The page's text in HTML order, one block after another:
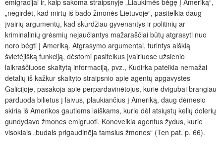
„negirdėt, kad mirtų iš bado žmonės Lietuvoje“, pasitelkia daug
įvairių argumentų, kad skurdžiau gyvenantys ir politinių ar
kriminalinių grėsmių nejaučiantys mažaraščiai būtų atgrasyti nuo
noro bėgti į Ameriką. Atgrasymo argumentai, turintys aiškią
švietėjišką funkciją, dėstomi pasitelkus įvairiuose užsienio
laikraščiuose skaitytą informaciją, pvz., Kudirka pateikia nemažai
detalių iš kažkur skaityto straipsnio apie agentų apgavystes
Galicijoje, pasakoja apie perpardavinėtojus, kurie dvigubai brangiau
parduoda bilietus į laivus, plaukiančius į Ameriką, daug dėmesio
skiria iš Amerikos gautiems laiškams, kurie dėl atsiųstų kelių dolerių
gundydavo žmones emigruoti. Koneveikia agentus žydus, kurie
visokiais „budais prigaudinēja tamsius žmones“ (Ten pat, p. 66).